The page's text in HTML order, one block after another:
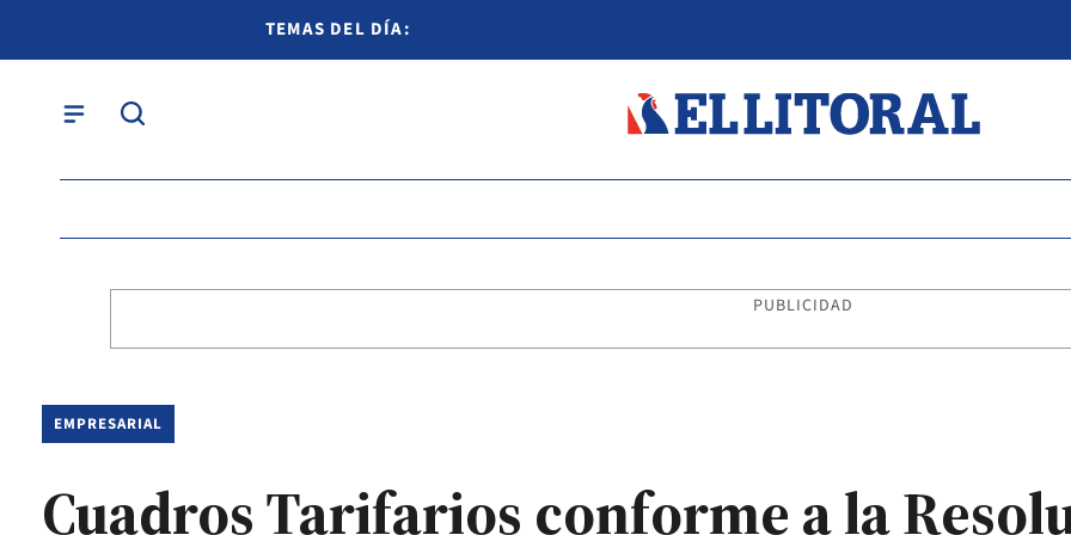
TEMAS DEL DÍA:
PUBLICIDAD
EMPRESARIAL
Cuadros Tarifarios conforme a la